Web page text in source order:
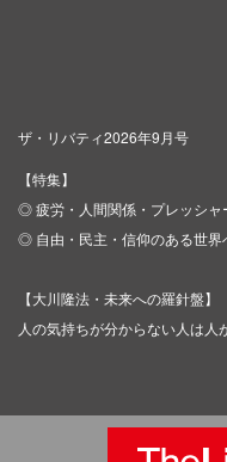
ザ・リバティ2026年9月号
【特集】
◎ 疲労・人間関係・プレッシャ
◎ 自由・民主・信仰のある世界
【大川隆法・未来への羅針盤】
人の気持ちが分からない人は人